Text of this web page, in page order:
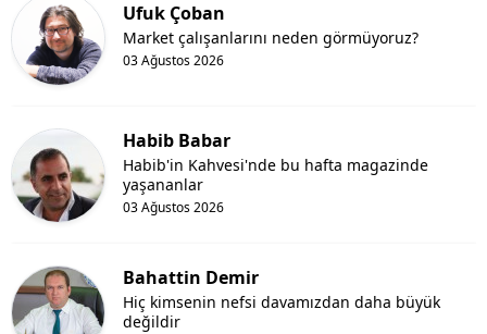
Ufuk Çoban
03 Ağustos 2026
Market çalışanlarını neden görmüyoruz?
Habib Babar
03 Ağustos 2026
Habib'in Kahvesi'nde bu hafta magazinde
yaşananlar
Bahattin Demir
Hiç kimsenin nefsi davamızdan daha büyük
değildir